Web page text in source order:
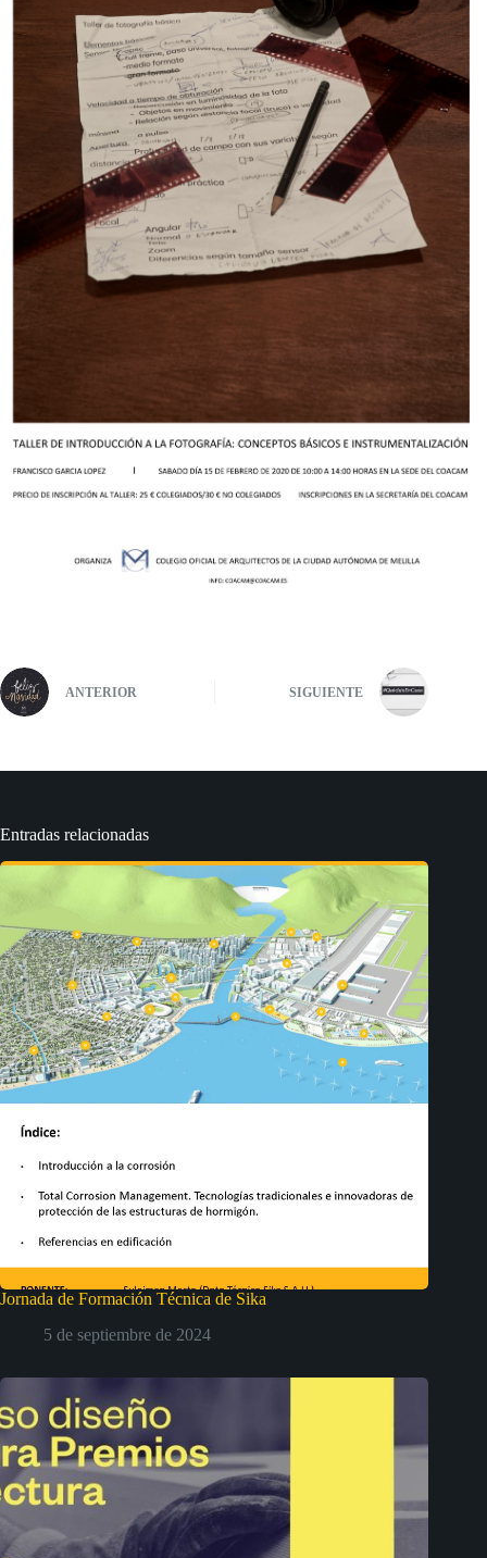
ANTERIOR SIGUIENTE
Entradas relacionadas
Jornada de Formación Técnica de Sika
5 de septiembre de 2024